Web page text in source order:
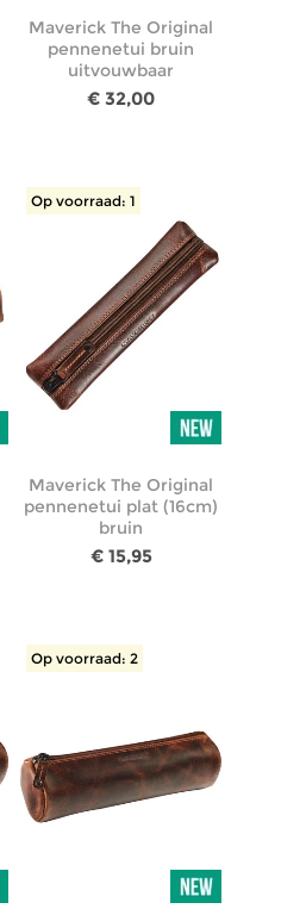
Maverick The Original
pennenetui bruin
uitvouwbaar
€ 32,00
Op voorraad: 1
Maverick The Original
pennenetui plat (16cm)
bruin
€ 15,95
Op voorraad: 2